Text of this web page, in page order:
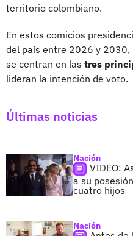
territorio colombiano.
En estos comicios
del país entre 2026 y 2030,
se centran en las tres
lideran la intención de voto.
Últimas noticias
Nación
VIDEO:
a su
cuatro hijos
Nación